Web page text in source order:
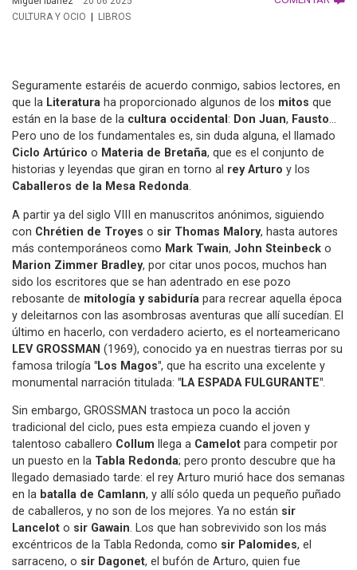
CULTURA Y OCIO LIBROS
Seguramente estaréis de acuerdo conmigo, sabios lectores, en
que la Literatura ha proporcionado algunos de los mitos que
están en la base de la cultura occidental : Don Juan, Fausto...
Pero uno de los fundamentales es, sin duda alguna, el llamado
Ciclo Artúrico o Materia de Bretaña, que es el conjunto de
historias y leyendas que giran en torno al rey Arturo y los
Caballeros de la Mesa Redonda.
A partir ya del siglo VIII en manuscritos anónimos, siguiendo
con Chrétien de Troyes o sir Thomas Malory, hasta autores
más contemporáneos como Mark Twain, John Steinbeck o
Marion Zimmer Bradley, por citar unos pocos, muchos han
sido los escritores que se han adentrado en ese pozo
rebosante de mitología y sabiduría para recrear aquella época
y deleitarnos con las asombrosas aventuras que allí sucedían. El
último en hacerlo, con verdadero acierto, es el norteamericano
LEV GROSSMAN (1969), conocido ya en nuestras tierras por su
famosa trilogía "Los Magos", que ha escrito una excelente y
monumental narración titulada: "LA ESPADA FULGURANTE".
Sin embargo, GROSSMAN trastoca un poco la acción
tradicional del ciclo, pues esta empieza cuando el joven y
talentoso caballero Collum llega a Camelot para competir por
un puesto en la Tabla Redonda; pero pronto descubre que ha
llegado demasiado tarde: el rey Arturo murió hace dos semanas
en la batalla de Camlann, y allí sólo queda un pequeño puñado
de caballeros, y no son de los mejores. Ya no están sir
Lancelot o sir Gawain. Los que han sobrevivido son los más
excéntricos de la Tabla Redonda, como sir Palomides, el
sarraceno, o sir Dagonet, el bufón de Arturo, quien fue